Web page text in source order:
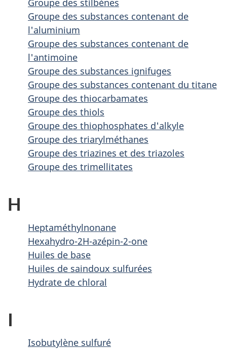
Groupe des stilbènes
Groupe des substances contenant de
l'aluminium
Groupe des substances contenant de
l'antimoine
Groupe des substances ignifuges
Groupe des substances contenant du titane
Groupe des thiocarbamates
Groupe des thiols
Groupe des thiophosphates d'alkyle
Groupe des triarylméthanes
Groupe des triazines et des triazoles
Groupe des trimellitates
H
Heptaméthylnonane
Hexahydro-2H-azépin-2-one
Huiles de base
Huiles de saindoux sulfurées
Hydrate de chloral
I
Isobutylène sulfuré